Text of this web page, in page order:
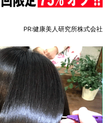
PR:健康美人研究所株式会社